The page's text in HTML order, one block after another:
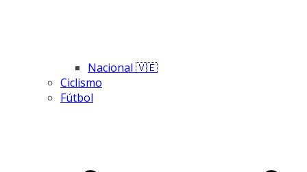
Nacional 🇻🇪
Ciclismo
Fútbol